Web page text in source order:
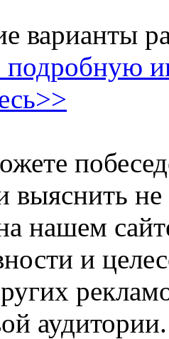
варианты
подробную
выяснить
нашем
и